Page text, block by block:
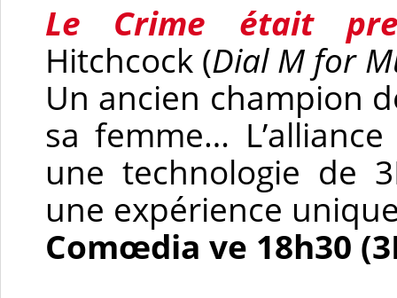
Le Crime était
Hitchcock (Dial M for
Un ancien champion
sa femme…
une technologie de
une expérience
Comœdia ve 18h30